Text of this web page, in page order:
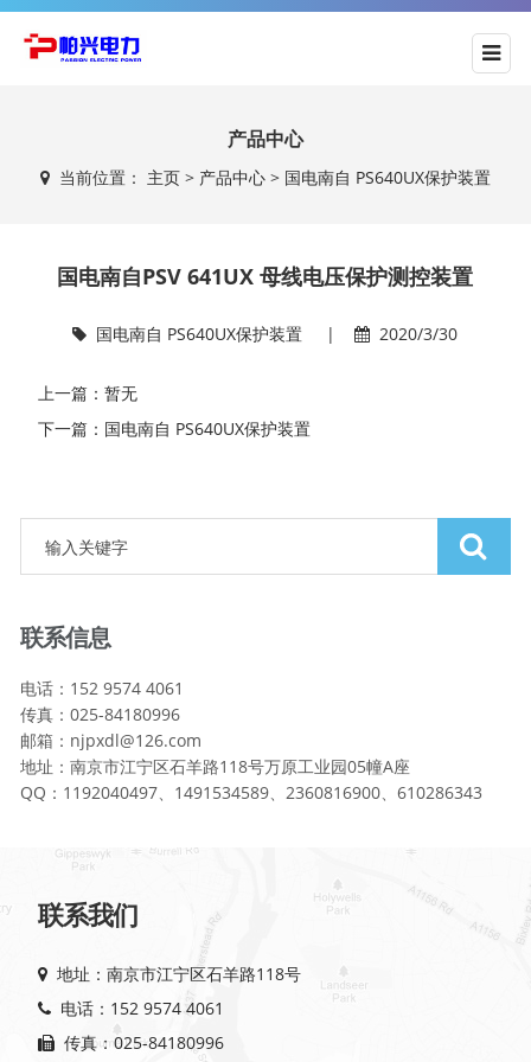
产品中心
当前位置： 主页> 产品中心> 国电南自 PS640UX保护装置
国电南自PSV 641UX 母线电压保护测控装置
国电南自 PS640UX保护装置 | 2020/3/30
上一篇：暂无
下一篇：国电南自 PS640UX保护装置
联系信息
电话：152 9574 4061
传真：025-84180996
邮箱：njpxdl@126.com
地址：南京市江宁区石羊路118号万原工业园05幢A座
QQ：1192040497、1491534589、2360816900、610286343
联系我们
地址：南京市江宁区石羊路118号
电话：152 9574 4061
传真：025-84180996